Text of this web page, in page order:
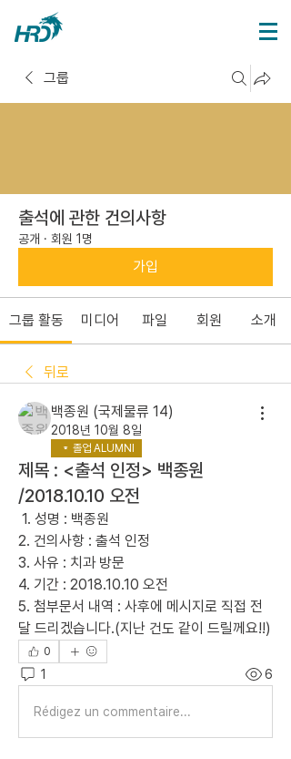
그룹
출석에 관한 건의사항
공개 · 회원 1명
가입
그룹 활동 미디어 파일 회원 소개
뒤로
백종원 (국제물류 14)
2018년 10월 8일
졸업 ALUMNI
제목 : <출석 인정> 백종원
/2018.10.10 오전
1. 성명 : 백종원
2. 건의사항 : 출석 인정
3. 사유 : 치과 방문
4. 기간 : 2018.10.10 오전
5. 첨부문서 내역 : 사후에 메시지로 직접 전
0
1 6
Rédigez un commentaire...